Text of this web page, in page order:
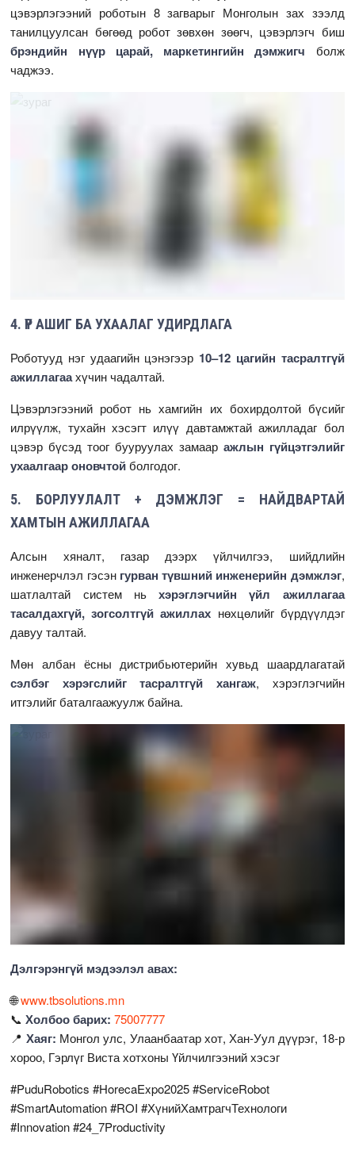
цэвэрлэгээний роботын 8 загварыг Монголын зах зээлд
танилцуулсан бөгөөд робот зөвхөн зөөгч, цэвэрлэгч биш
брэндийн нүүр царай, маркетингийн дэмжигч болж
чаджээ.
4. ҮР АШИГ БА УХААЛАГ УДИРДЛАГА
Роботууд нэг удаагийн цэнэгээр 10–12 цагийн тасралтгүй
ажиллагаахүчин чадалтай.
Цэвэрлэгээний робот нь хамгийн их бохирдолтой бүсийг
илрүүлж, тухайн хэсэгт илүү давтамжтай ажилладаг бол
цэвэр бүсэд тоог бууруулах замаар ажлын гүйцэтгэлийг
ухаалгаар оновчтойболгодог.
5. БОРЛУУЛАЛТ + ДЭМЖЛЭГ = НАЙДВАРТАЙ
ХАМТЫН АЖИЛЛАГАА
Алсын хяналт, газар дээрх үйлчилгээ, шийдлийн
инженерчлэл гэсэн гурван түвшний инженерийн дэмжлэг,
шатлалтай систем ньхэрэглэгчийн үйл ажиллагаа
тасалдахгүй, зогсолтгүй ажиллах нөхцөлийг бүрдүүлдэг
давуу талтай.
Мөн албан ёсны дистрибьютерийн хувьд шаардлагатай
сэлбэг хэрэгслийг тасралтгүй хангаж, хэрэглэгчийн
итгэлийг баталгаажуулж байна.
Дэлгэрэнгүй мэдээлэл авах:
🌐www.tbsolutions.mn
📞Холбоо барих: 75007777
📍 Хаяг: Монгол улс, Улаанбаатар хот, Хан-Уул дүүрэг, 18-р
хороо, Гэрлүг Виста хотхоны Үйлчилгээний хэсэг
#PuduRobotics #HorecaExpo2025 #ServiceRobot
#SmartAutomation #ROI #ХүнийХамтрагчТехнологи
#Innovation #24_7Productivity